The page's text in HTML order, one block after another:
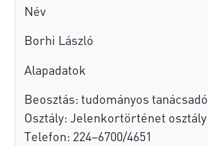
Név
Borhi László
Alapadatok
Beosztás: tudományos tanácsadó
Osztály: Jelenkortörténet osztály
Telefon: 224–6700/4651